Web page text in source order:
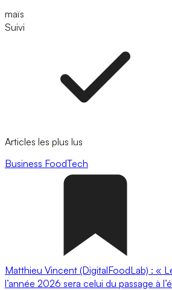
maïs
Suivi
Articles les plus lus
Business FoodTech
Matthieu Vincent (DigitalFoodLab) : «
l’année 2026 sera celui du passage à